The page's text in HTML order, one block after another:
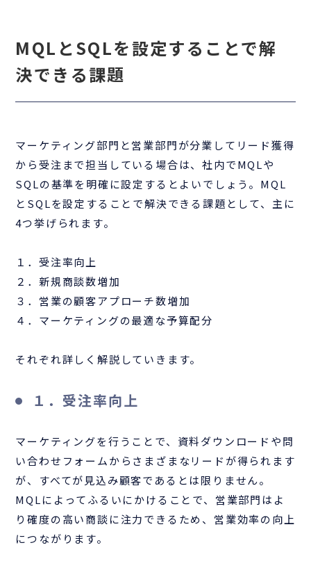
MQLとSQLを設定することで解
決できる課題
マーケティング部門と営業部門が分業してリード獲得
から受注まで担当している場合は、社内でMQLや
SQLの基準を明確に設定するとよいでしょう。MQL
とSQLを設定することで解決できる課題として、主に
4つ挙げられます。
１．受注率向上
２．新規商談数増加
３．営業の顧客アプローチ数増加
４．マーケティングの最適な予算配分
それぞれ詳しく解説していきます。
１．受注率向上
マーケティングを行うことで、資料ダウンロードや問
い合わせフォームからさまざまなリードが得られます
が、すべてが見込み顧客であるとは限りません。
MQLによってふるいにかけることで、営業部門はよ
り確度の高い商談に注力できるため、営業効率の向上
につながります。